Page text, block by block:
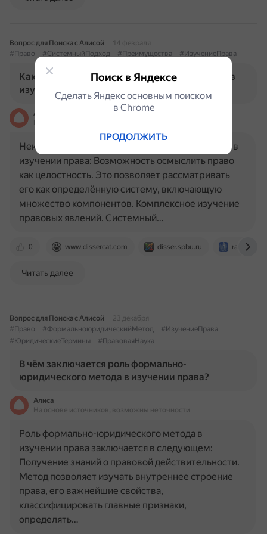
Вопрос для Поиска с Алисой
14 февраля
#Право
#СистемныйПодход #Преимущества #ИзучениеПрава
Какие преимущества дает системный подход в
изучении права?
Алиса
0 www.dissercat.com disser.spbu.ru raa.ru
Некоторые преимущества системного подхода в
изучении права: Возможность осмыслить право
как целостность. Это позволяет рассматривать
его как определённую систему, включающую
множество компонентов. Комплексное изучение
правовых явлений. Системный…
Читать далее
Вопрос для Поиска с Алисой
23 декабря
#Право
#ФормальноюридическийМетод
#ИзучениеПрава
#ЮридическиеТермины
#ПравоваяНаука
В чём заключается роль формально-
юридического метода в изучении права?
Алиса
На основе источников, возможны неточности
Роль формально-юридического метода в
изучении права заключается в следующем:
Получение знаний о правовой действительности.
Метод позволяет изучать внутреннее строение
права, его важнейшие свойства,
классифицировать главные признаки,
определять…
Поиск в Яндексе
Сделать Яндекс основным поиском
в Сhrome
ПРОДОЛЖИТЬ